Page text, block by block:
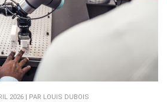
2026 | PAR LOUIS DUBOIS